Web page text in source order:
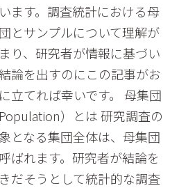
ます。調査統計における母
とサンプルについて理解が
り、研究者が情報に基づい
論を出すのにこの記事がお
立てれば幸いです。 母集団
Population）とは 研究調査の
となる集団全体は、母集団
ばれます。研究者が結論を
だそうとして統計的な調査